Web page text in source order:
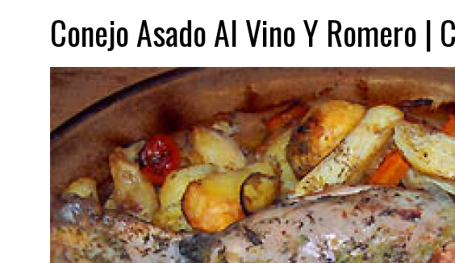
Conejo Asado Al Vino Y Romero |